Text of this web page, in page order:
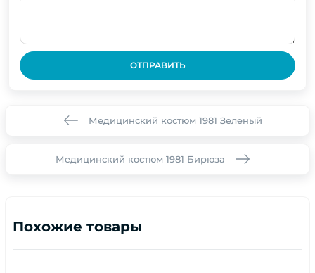
ОТПРАВИТЬ
Медицинский костюм 1981 Зеленый
Медицинский костюм 1981 Бирюза
Похожие товары